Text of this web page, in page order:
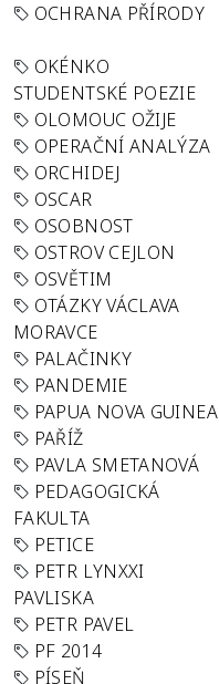
OCHRANA PŘÍRODY
OKÉNKO
STUDENTSKÉ POEZIE
OLOMOUC OŽIJE
OPERAČNÍ ANALÝZA
ORCHIDEJ
OSCAR
OSOBNOST
OSTROV CEJLON
OSVĚTIM
OTÁZKY VÁCLAVA
MORAVCE
PALAČINKY
PANDEMIE
PAPUA NOVA GUINEA
PAŘÍŽ
PAVLA SMETANOVÁ
PEDAGOGICKÁ
FAKULTA
PETICE
PETR LYNXXI
PAVLISKA
PETR PAVEL
PF 2014
PÍSEŇ